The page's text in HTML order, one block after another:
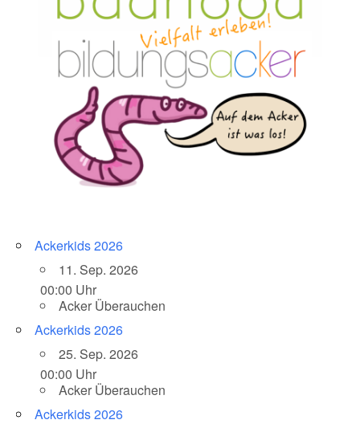
Ackerkids 2026
11. Sep. 2026
00:00 Uhr
Acker Überauchen
Ackerkids 2026
25. Sep. 2026
00:00 Uhr
Acker Überauchen
Ackerkids 2026